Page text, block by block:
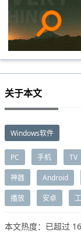
关于本文
Windows软件
PC 手机 TV
神器 Android
播放 安卓
本文热度：已超过